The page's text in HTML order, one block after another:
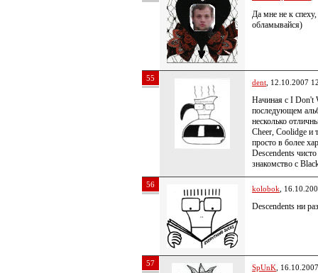
Да мне не к
обламывайся)
55 dent , 12.10.2007
Начиная с I Don't
последующем
несколько
Cheer, Coolidge и
просто в более
Descendents
знакомство с
56 kolobok ,
Descendents ни
57 SpUnK ,